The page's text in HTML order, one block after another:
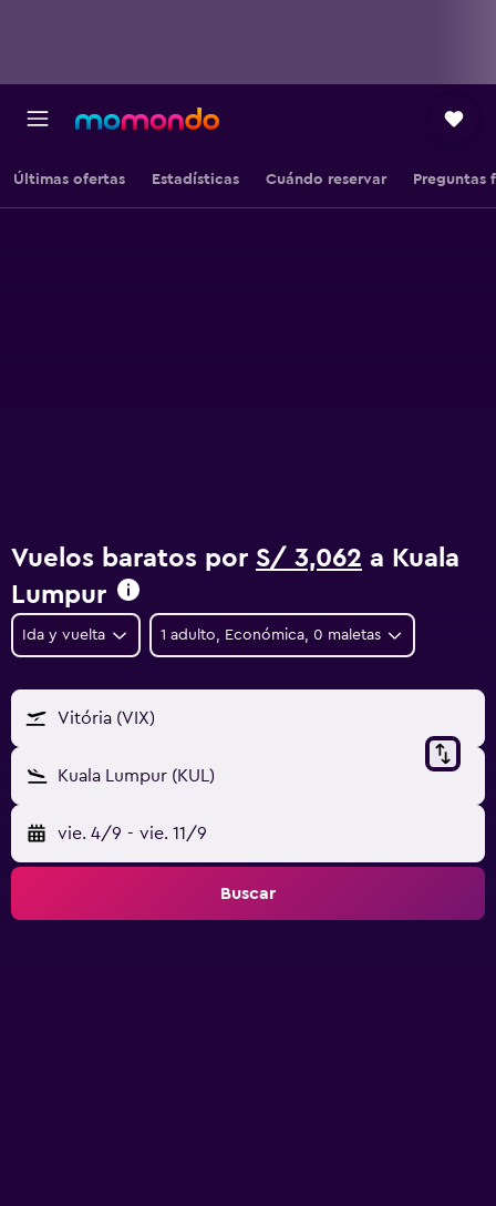
Últimas ofertas Estadísticas Cuándo reservar Preguntas
Vuelos baratos por S/ 3,062 a Kuala
Lumpur
Ida y vuelta 1 adulto, Económica, 0 maletas
Vitória (VIX)
Kuala Lumpur (KUL)
vie. 4/9 - vie. 11/9
Buscar